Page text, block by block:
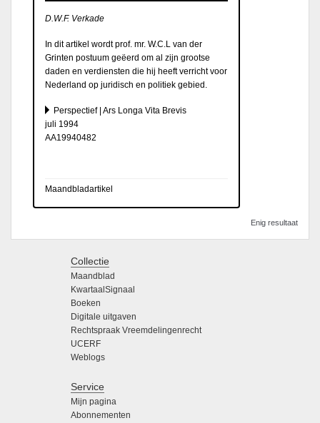
D.W.F. Verkade
In dit artikel wordt prof. mr. W.C.L van der
Grinten postuum geëerd om al zijn grootse
daden en verdiensten die hij heeft verricht voor
Nederland op juridisch en politiek gebied.
Perspectief | Ars Longa Vita Brevis
juli 1994
AA19940482
Maandbladartikel
Enig resultaat
Collectie
Maandblad
KwartaalSignaal
Boeken
Digitale uitgaven
Rechtspraak Vreemdelingenrecht
UCERF
Weblogs
Service
Mijn pagina
Abonnementen